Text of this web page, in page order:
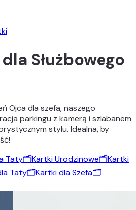
Służbowego
Ojca dla szefa, naszego
parkingu z kamerą i szlabanem
stylu. Idealna, by
Taty🗂️Kartki Urodzinowe🗂️Kartki
Taty🗂️Kartki dla Szefa🗂️